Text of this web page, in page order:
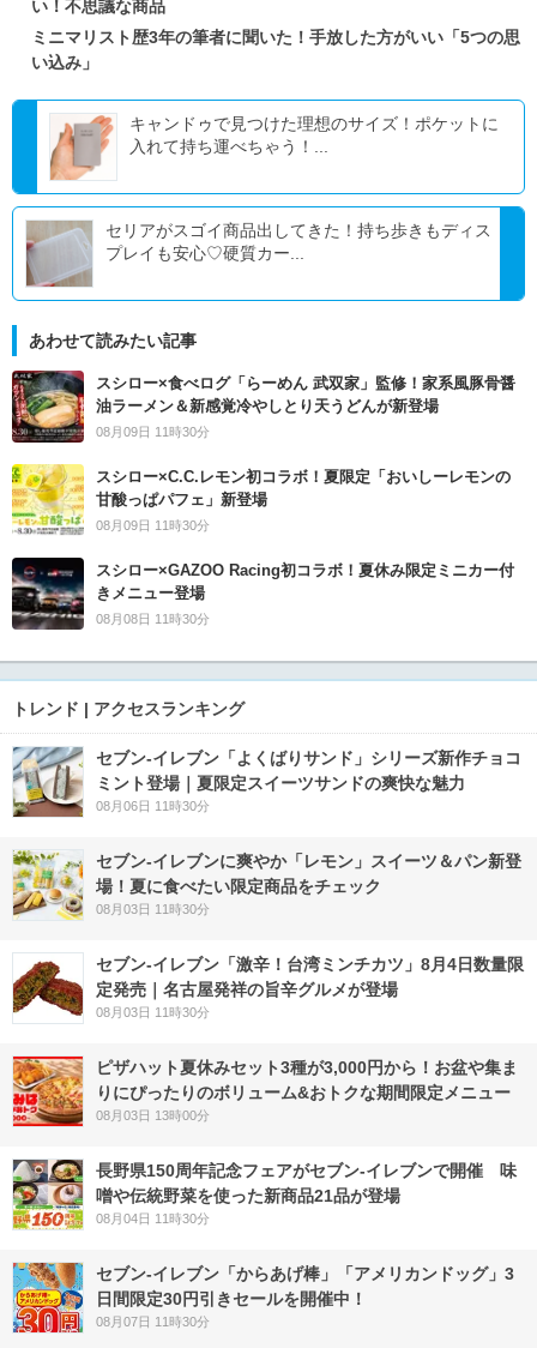
い！不思議な商品
ミニマリスト歴3年の筆者に聞いた！手放した方がいい「5つの思
い込み」
キャンドゥで見つけた理想のサイズ！ポケットに
入れて持ち運べちゃう！...
セリアがスゴイ商品出してきた！持ち歩きもディス
プレイも安心♡硬質カー...
あわせて読みたい記事
スシロー×食べログ「らーめん 武双家」監修！家系風豚骨醤
油ラーメン＆新感覚冷やしとり天うどんが新登場
08月09日 11時30分
スシロー×C.C.レモン初コラボ！夏限定「おいしーレモンの
甘酸っぱパフェ」新登場
08月09日 11時30分
スシロー×GAZOO Racing初コラボ！夏休み限定ミニカー付
きメニュー登場
08月08日 11時30分
トレンド | アクセスランキング
セブン‐イレブン「よくばりサンド」シリーズ新作チョコ
ミント登場｜夏限定スイーツサンドの爽快な魅力
08月06日 11時30分
セブン‐イレブンに爽やか「レモン」スイーツ＆パン新登
場！夏に食べたい限定商品をチェック
08月03日 11時30分
セブン-イレブン「激辛！台湾ミンチカツ」8月4日数量限
定発売｜名古屋発祥の旨辛グルメが登場
08月03日 11時30分
ピザハット夏休みセット3種が3,000円から！お盆や集ま
りにぴったりのボリューム&おトクな期間限定メニュー
08月03日 13時00分
長野県150周年記念フェアがセブン-イレブンで開催 味
噌や伝統野菜を使った新商品21品が登場
08月04日 11時30分
セブン‐イレブン「からあげ棒」「アメリカンドッグ」3
日間限定30円引きセールを開催中！
08月07日 11時30分